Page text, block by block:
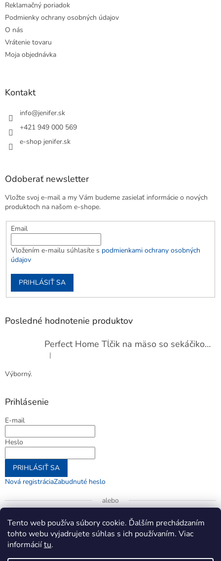
Tento web používa súbory cookie. Ďalším prechádzaním
tohto webu vyjadrujete súhlas s ich používaním. Viac
informáciítu.
Reklamačný poriadok
Podmienky ochrany osobných údajov
O nás
Vrátenie tovaru
Moja objednávka
Kontakt
info@jenifer.sk
+421 949 000 569
e-shop jenifer.sk
Odoberať newsletter
Vložte svoj e-mail a my Vám budeme zasielať informácie o nových
produktoch na našom e-shope.
Email
Vložením e-mailu súhlasíte s podmienkami ochrany osobných
údajov
PRIHLÁSIŤ SA
Posledné hodnotenie produktov
Perfect Home Tĺčik na mäso so sekáčikom, 56893
Hodnotenie produktu je 5 z 5 hviezdičiek.
|
Výborný.
Prihlásenie
E-mail
Heslo
PRIHLÁSIŤ SA
Nová registráciaZabudnuté heslo
alebo
Prihlásiť sa cez Google